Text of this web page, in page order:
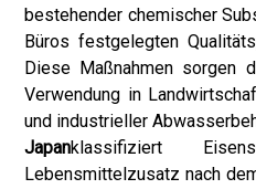
bestehender chemischer
Büros festgelegten
Diese Maßnahmen sorgen
Verwendung in
und industrieller
Japanklassifiziert
Lebensmittelzusatz nach